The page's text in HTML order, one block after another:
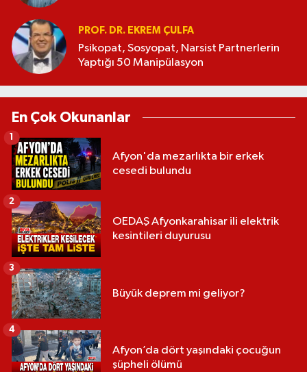
PROF. DR. EKREM ÇULFA
Psikopat, Sosyopat, Narsist Partnerlerin
Yaptığı 50 Manipülasyon
En Çok Okunanlar
Afyon'da mezarlıkta bir erkek
cesedi bulundu
1
OEDAŞ Afyonkarahisar ili elektrik
kesintileri duyurusu
2
Büyük deprem mi geliyor?
3
Afyon’da dört yaşındaki çocuğun
şüpheli ölümü
4